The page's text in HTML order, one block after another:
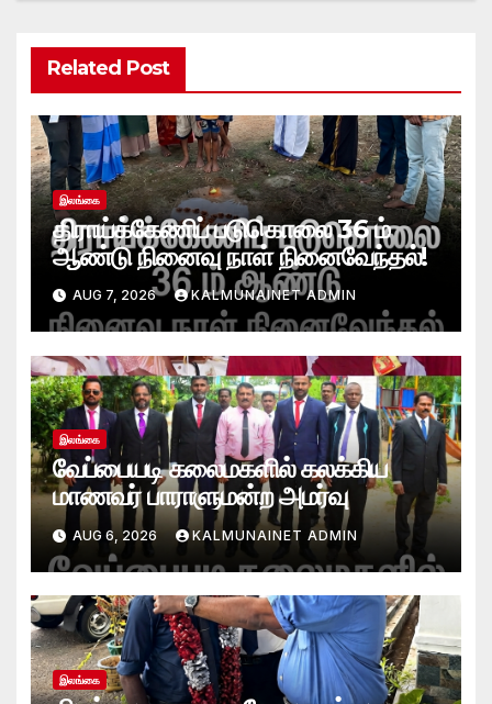
Related Post
இலங்கை
திராய்க்கேணிப் படுகொலை 36 ம்
ஆண்டு நினைவு நாள் நினைவேந்தல்!
AUG 7, 2026 KALMUNAINET ADMIN
இலங்கை
வேப்பையடி கலைமகளில் கலக்கிய
மாணவர் பாராளுமன்ற அமர்வு
AUG 6, 2026 KALMUNAINET ADMIN
இலங்கை